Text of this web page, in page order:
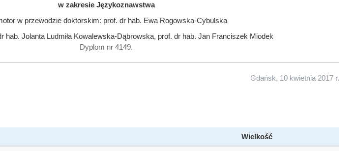
w zakresie Językoznawstwa
w przewodzie doktorskim: prof. dr hab. Ewa Rogowska-Cybulska
hab. Jolanta Ludmiła Kowalewska-Dąbrowska, prof. dr hab. Jan Franciszek Miodek
Dyplom nr 4149.
Gdańsk, 10 kwietnia 2017 r.
Wielkość